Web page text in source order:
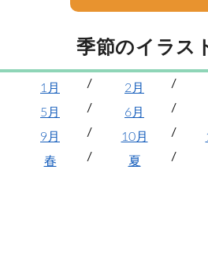
季節のイラス
1月 2月
5月
6月
9月
10月
春
夏